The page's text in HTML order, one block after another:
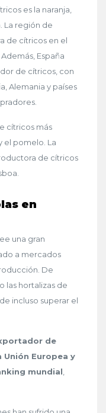
es la naranja,
La región de
de cítricos en el
España
de cítricos, con
Alemania y países
cítricos más
el pomelo. La
de cítricos
en
una gran
a mercados
De
las hortalizas de
incluso superar el
de
Europea y
mundial,